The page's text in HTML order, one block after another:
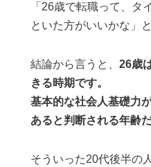
「26歳で転職って、タ
といた方がいいかな」
結論から言うと、 26歳
きる時期です。
基本的な社会人基礎力
あると判断される年齢
そういった20代後半の